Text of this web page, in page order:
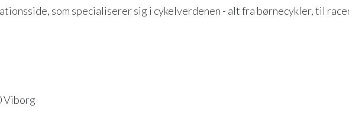
som specialiserer sig i cykelverdenen - alt fra børnecykler, til
Viborg